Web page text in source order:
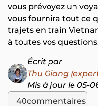
vous prévoyez un
vous fournira tout ce
trajets en train
à toutes vos questions.
Écrit par
Thu Giang
Mis à jour le 05-
40commentaires